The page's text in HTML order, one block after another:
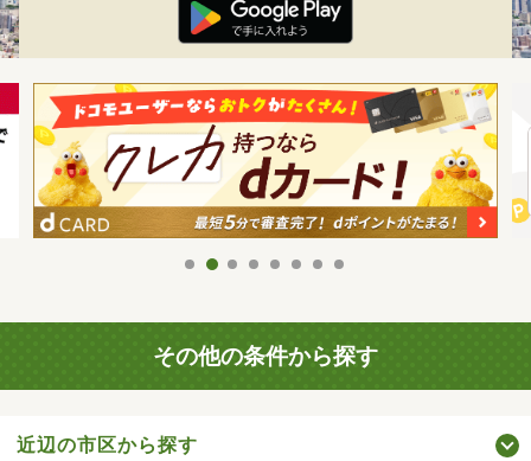
その他の条件から探す
近辺の市区から探す